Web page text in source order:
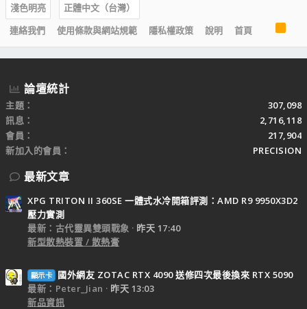
淺色明亮
正體中文（台灣）
連絡我們
使用條款與網站規範 隱私權政策 說明 首頁
R
S
S
論壇統計
主題
307,098
訊息
2,716,118
會員
217,904
新加入的會員
PRECISION
最新文章
XPG TRITON II 360SE 一體式水冷開箱評測：AMD R9 9950X3D2
壓力實測
最新：古代靈異雙頭戰象
昨天 17:40
新型散熱裝置 / 散熱膏
顯示卡
國外網友 ZOTAC RTX 4090 送修四次最後換來 RTX 5090
最新：Peter_Jian
昨天 13:03
新品資訊